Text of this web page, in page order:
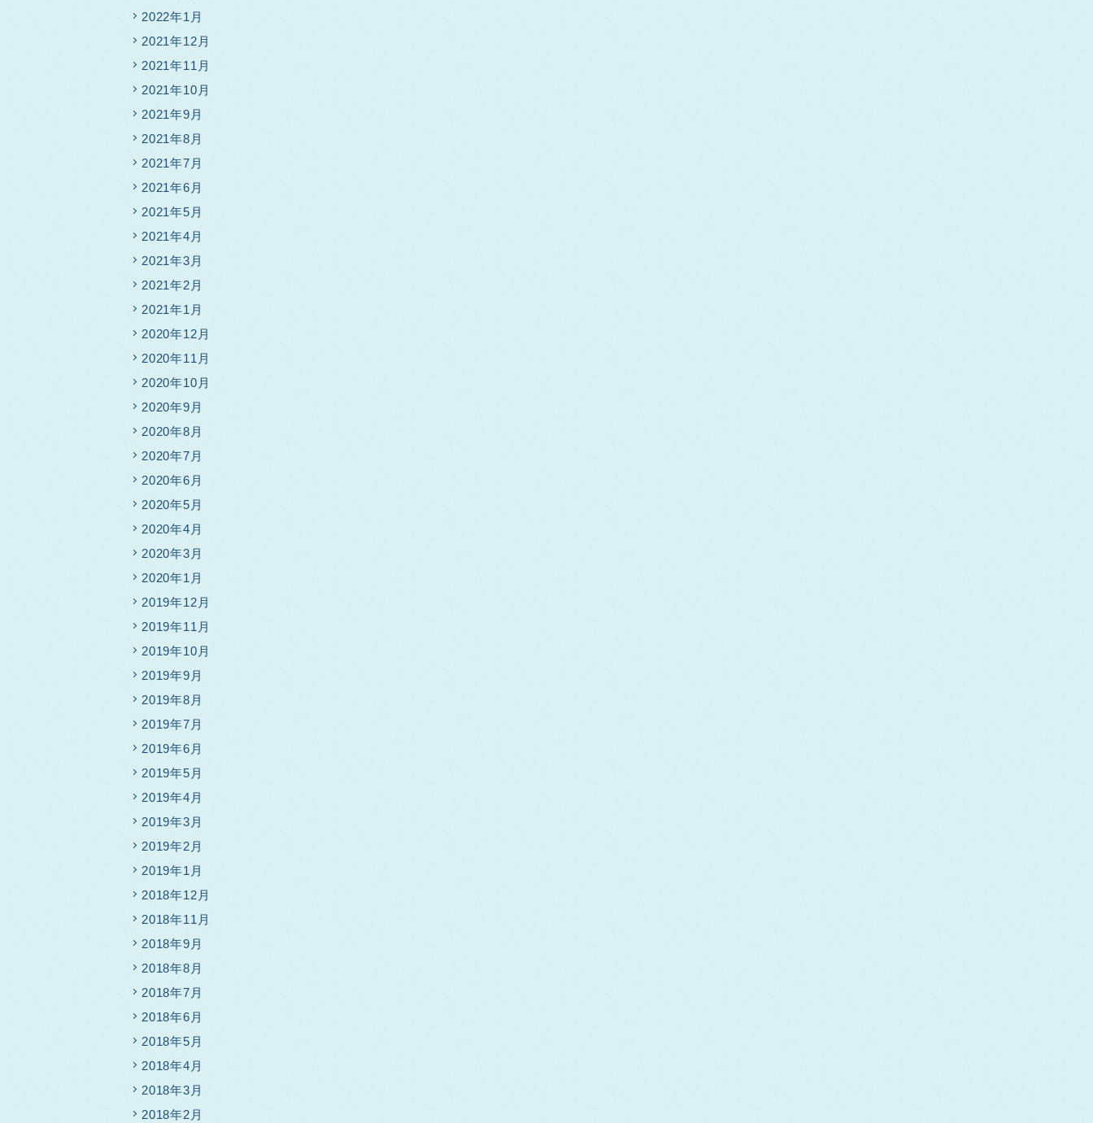
2022年1月
2021年12月
2021年11月
2021年10月
2021年9月
2021年8月
2021年7月
2021年6月
2021年5月
2021年4月
2021年3月
2021年2月
2021年1月
2020年12月
2020年11月
2020年10月
2020年9月
2020年8月
2020年7月
2020年6月
2020年5月
2020年4月
2020年3月
2020年1月
2019年12月
2019年11月
2019年10月
2019年9月
2019年8月
2019年7月
2019年6月
2019年5月
2019年4月
2019年3月
2019年2月
2019年1月
2018年12月
2018年11月
2018年9月
2018年8月
2018年7月
2018年6月
2018年5月
2018年4月
2018年3月
2018年2月